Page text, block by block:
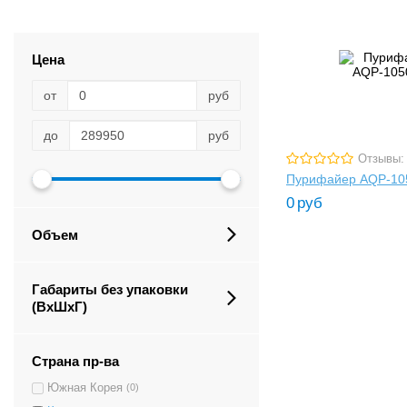
Цена
от руб
до руб
Объем
Габариты без упаковки
(ВxШxГ)
Страна пр-ва
Южная Корея (0)
Отзывы:
Пурифайер AQP-
0 руб